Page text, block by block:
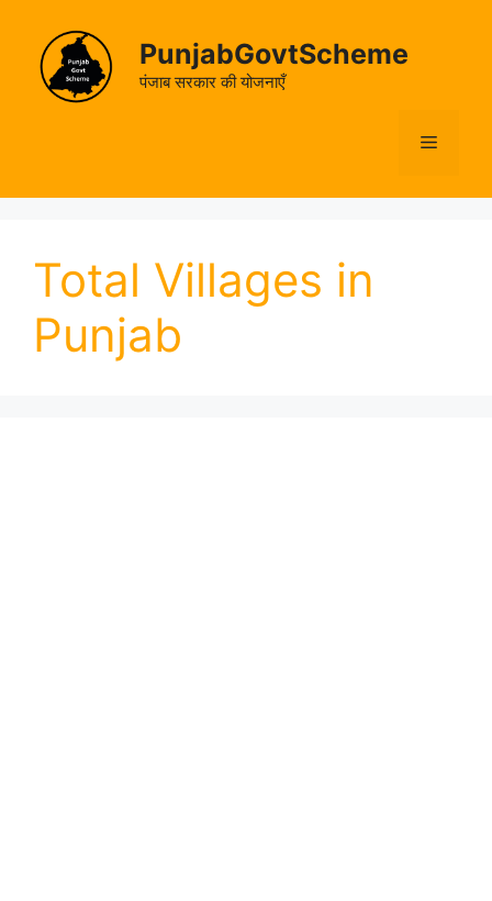
content
PunjabGovtScheme
पंजाब सरकार की योजनाएँ
Menu
Total Villages in
Punjab